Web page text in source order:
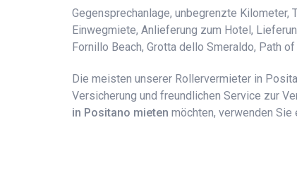
Gegensprechanlage, unbegrenzte Kilometer,
Einwegmiete, Anlieferung zum Hotel,
Fornillo Beach, Grotta dello Smeraldo, Path of
Die meisten unserer Rollervermieter in
Versicherung und freundlichen Service zur
in Positano mieten möchten, verwenden Sie